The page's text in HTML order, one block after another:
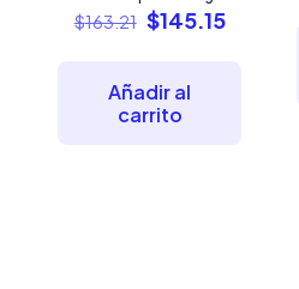
$163.21 El
era:
$163.21.
$145.15El
Añadir al
carrito